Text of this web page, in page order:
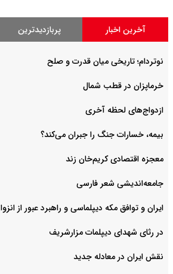
آخرین اخبار پربازدیدترین
نوتردام؛ تاریخی میان قدرت و صلح‌
خرماپزان در قطب شمال
ازدواج‌های لحظه آخری
بیمه، خسارات جنگ را جبران می‌کند؟
معجزه اقتصادی کریم‌خان زند
جامعه‌اندیشی شعر فارسی
ایران و توافق مکه دیپلماسی و راهبرد عبور از انزوا
در رثای شهدای دیپلمات مزارشریف
نقش ایران در معادله جدید